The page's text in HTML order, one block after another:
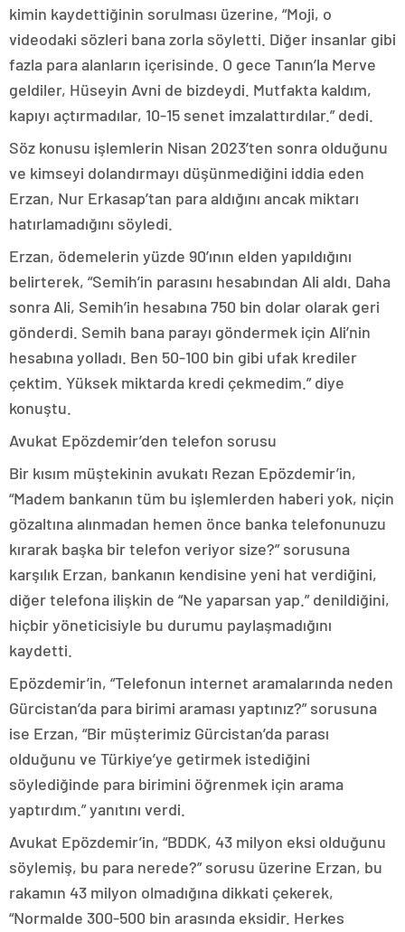
kimin kaydettiğinin sorulması üzerine, “Moji, o
videodaki sözleri bana zorla söyletti. Diğer insanlar gibi
fazla para alanların içerisinde. O gece Tanın’la Merve
geldiler, Hüseyin Avni de bizdeydi. Mutfakta kaldım,
kapıyı açtırmadılar, 10-15 senet imzalattırdılar.” dedi.
Söz konusu işlemlerin Nisan 2023’ten sonra olduğunu
ve kimseyi dolandırmayı düşünmediğini iddia eden
Erzan, Nur Erkasap’tan para aldığını ancak miktarı
hatırlamadığını söyledi.
Erzan, ödemelerin yüzde 90’ının elden yapıldığını
belirterek, “Semih’in parasını hesabından Ali aldı. Daha
sonra Ali, Semih’in hesabına 750 bin dolar olarak geri
gönderdi. Semih bana parayı göndermek için Ali’nin
hesabına yolladı. Ben 50-100 bin gibi ufak krediler
çektim. Yüksek miktarda kredi çekmedim.” diye
konuştu.
Avukat Epözdemir’den telefon sorusu
Bir kısım müştekinin avukatı Rezan Epözdemir’in,
“Madem bankanın tüm bu işlemlerden haberi yok, niçin
gözaltına alınmadan hemen önce banka telefonunuzu
kırarak başka bir telefon veriyor size?” sorusuna
karşılık Erzan, bankanın kendisine yeni hat verdiğini,
diğer telefona ilişkin de “Ne yaparsan yap.” denildiğini,
hiçbir yöneticisiyle bu durumu paylaşmadığını
kaydetti.
Epözdemir’in, “Telefonun internet aramalarında neden
Gürcistan’da para birimi araması yaptınız?” sorusuna
ise Erzan, “Bir müşterimiz Gürcistan’da parası
olduğunu ve Türkiye’ye getirmek istediğini
söylediğinde para birimini öğrenmek için arama
yaptırdım.” yanıtını verdi.
Avukat Epözdemir’in, “BDDK, 43 milyon eksi olduğunu
söylemiş, bu para nerede?” sorusu üzerine Erzan, bu
rakamın 43 milyon olmadığına dikkati çekerek,
“Normalde 300-500 bin arasında eksidir. Herkes